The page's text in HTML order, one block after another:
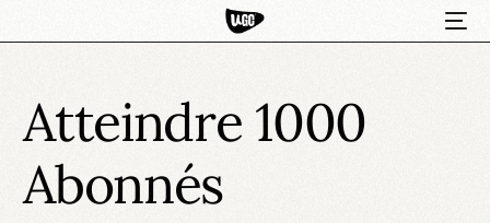
Atteindre 1000
Abonnés